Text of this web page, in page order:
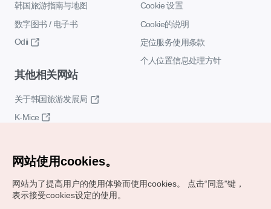
韩国旅游指南与地图
数字图书 / 电子书
Odii
Cookie 设置
Cookie的说明
定位服务使用条款
个人位置信息处理方针
其他相关网站
关于韩国旅游发展局
K-Mice
网站使用cookies。
网站为了提高用户的使用体验而使用cookies。
点击“同意"键，
表示接受cookies设定的使用。